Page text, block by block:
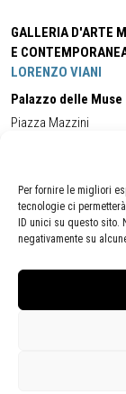
Per fornire le migliori
tecnologie ci
ID unici su questo
negativamente su
GALLERIA D'ARTE
E
LORENZO VIANI
Palazzo delle Muse
Piazza Mazzini
Tel:
+39 0584 944580
Email:
Segnalazione di